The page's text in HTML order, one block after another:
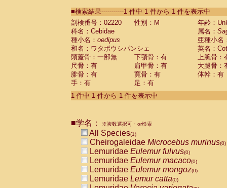
CebidaeSaguinus labiatus(0)
Cebidae Saguinus leucopus (0)
Cebidae
Cebidae
CebidaeSaguinus nigricollis (0)
Cebidae Saguinus oedipus
Cebidae Saguinus weddelli
Cebidae Saguinusspp.
Cebidae Aotus trivirgatus
Cebidae Cebus albifrons
CebidaeCebus nigrivittatus
CebidaeCebus
CebidaeSaimiri boliviensis(0)
CebidaeSaimiri sciureus(0)
AtelidaeAlouatta caraya(0)
AtelidaeAlouatta fusca(0)
AtelidaeAlouatta seniculus
■検索結果-----------1 件中 1 件から 1 件を表示中
剖検番号：02220
性別：M
年齢：
科名：Cebidae
属名：
種小名： oedipus
亜種小名
和名：ワタボウシパンシェ
英名：
頭蓋骨：一部無
下顎骨：有
上腕骨：
尺骨：有
肩甲骨：有
大腿骨：
腓骨：有
寛骨：有
体幹：有
手：有
足：有
1 件中 1 件から 1 件を表示中
■学名： ※複数選択可・or検索
All Species(1)
Cheirogaleidae Microcebus murinus(0)
Lemuridae Eulemur fulvus(0)
Lemuridae Eulemur macaco(0)
Lemuridae Eulemur mongoz(0)
Lemuridae Lemur catta(0)